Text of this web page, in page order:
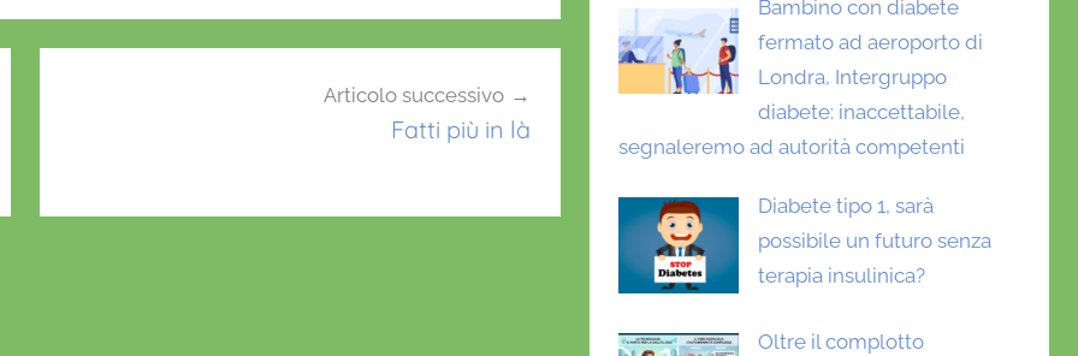
Articolo successivo
Fatti più in là
Bambino con diabete
fermato ad aeroporto di
Londra, Intergruppo
diabete: inaccettabile,
segnaleremo ad autorità competenti
Diabete tipo 1, sarà
possibile un futuro senza
terapia insulinica?
Oltre il complotto